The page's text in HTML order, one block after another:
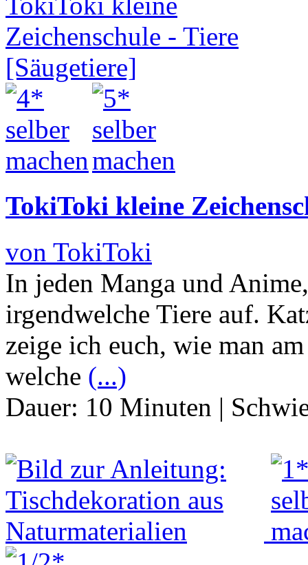
TokiToki kleine
von TokiToki
In jeden Manga und
irgendwelche Tiere auf.
zeige ich euch, wie man
welche (...)
Dauer: 10 Minuten |